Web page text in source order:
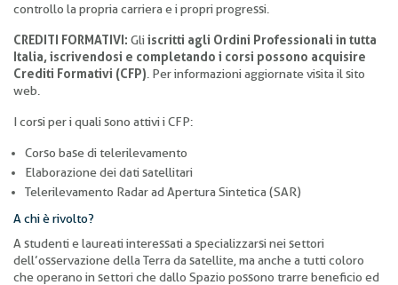
controllo la propria carriera e i propri progressi.
CREDITI FORMATIVI: Gli iscritti agli Ordini Professionali in tutta
Italia, iscrivendosi e completando i corsi possono acquisire
Crediti Formativi (CFP) . Per informazioni aggiornate visita il sito
web.
I corsi per i quali sono attivi i CFP:
Corso base di telerilevamento
Elaborazione dei dati satellitari
Telerilevamento Radar ad Apertura Sintetica (SAR)
A chi è rivolto?
A studenti e laureati interessati a specializzarsi nei settori
dell’osservazione della Terra da satellite, ma anche a tutti coloro
che operano in settori che dallo Spazio possono trarre beneficio ed